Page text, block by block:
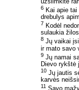
užsiimkite
6 Kai apie
drebulys
7 Kodėl
sulaukia
8 Jų vaikai
ir mato savo
9 Jų namai
Dievo rykštė
10 Jų jautis
karvės
11 Savo